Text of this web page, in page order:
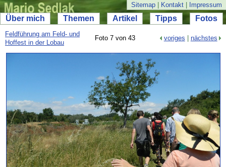
Sitemap Kontakt Impressum
Über mich Themen Artikel Tipps Fotos
Feldführung am Feld- und
Hoffest in der Lobau
Foto 7 von 43 voriges nächstes